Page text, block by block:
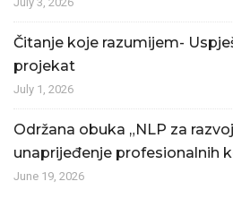
Čitanje koje razumijem-
projekat
July 1, 2026
Održana obuka „NLP za
unaprijeđenje profesionalnih
June 19, 2026